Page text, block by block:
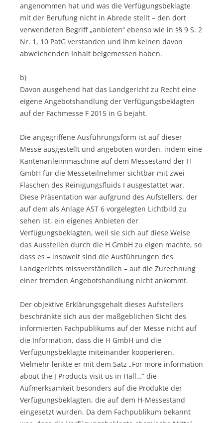
angenommen hat und was die Verfügungsbeklagte
mit der Berufung nicht in Abrede stellt – den dort
verwendeten Begriff „anbieten“ ebenso wie in §§ 9 S. 2
Nr. 1, 10 PatG verstanden und ihm keinen davon
abweichenden Inhalt beigemessen haben.
b)
Davon ausgehend hat das Landgericht zu Recht eine
eigene Angebotshandlung der Verfügungsbeklagten
auf der Fachmesse F 2015 in G bejaht.
Die angegriffene Ausführungsform ist auf dieser
Messe ausgestellt und angeboten worden, indem eine
Kantenanleimmaschine auf dem Messestand der H
GmbH für die Messeteilnehmer sichtbar mit zwei
Flaschen des Reinigungsfluids I ausgestattet war.
Diese Präsentation war aufgrund des Aufstellers, der
auf dem als Anlage AST 6 vorgelegten Lichtbild zu
sehen ist, ein eigenes Anbieten der
Verfügungsbeklagten, weil sie sich auf diese Weise
das Ausstellen durch die H GmbH zu eigen machte, so
dass es – insoweit sind die Ausführungen des
Landgerichts missverständlich – auf die Zurechnung
einer fremden Angebotshandlung nicht ankommt.
Der objektive Erklärungsgehalt dieses Aufstellers
beschränkte sich aus der maßgeblichen Sicht des
informierten Fachpublikums auf der Messe nicht auf
die Information, dass die H GmbH und die
Verfügungsbeklagte miteinander kooperieren.
Vielmehr lenkte er mit dem Satz „For more information
about the J Products visit us in Hall…“ die
Aufmerksamkeit besonders auf die Produkte der
Verfügungsbeklagten, die auf dem H-Messestand
eingesetzt wurden. Da dem Fachpublikum bekannt